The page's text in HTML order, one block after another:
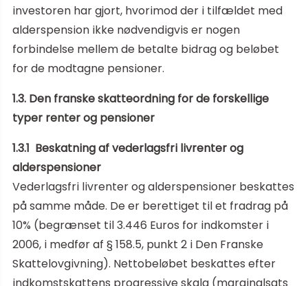
investoren har gjort, hvorimod der i tilfældet med
alderspension ikke nødvendigvis er nogen
forbindelse mellem de betalte bidrag og beløbet
for de modtagne pensioner.
1.3. Den franske skatteordning for de forskellige
typer renter og pensioner
1.3.1 Beskatning af vederlagsfri livrenter og
alderspensioner
Vederlagsfri livrenter og alderspensioner beskattes
på samme måde. De er berettiget til et fradrag på
10% (begrænset til 3.446 Euros for indkomster i
2006, i medfør af § 158.5, punkt 2 i Den Franske
Skattelovgivning). Nettobeløbet beskattes efter
indkomstskattens progressive skala (marginalsats